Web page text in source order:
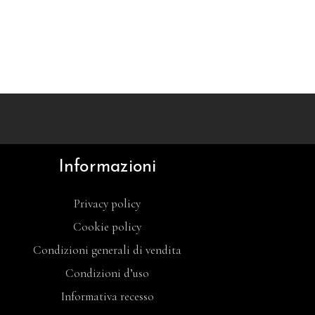
Informazioni
Privacy policy
Cookie policy
Condizioni generali di vendita
Condizioni d’uso
Informativa recesso